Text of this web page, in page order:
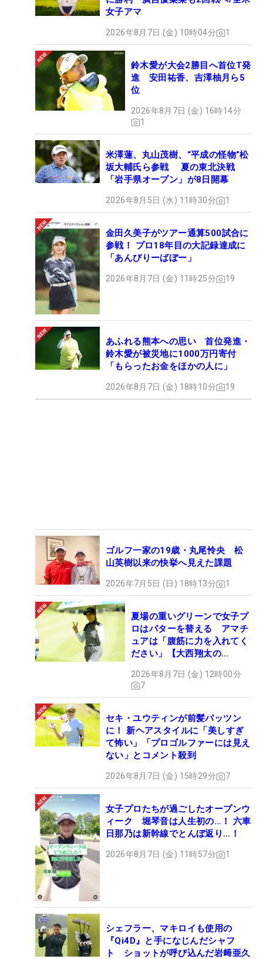
女子アマ
2026年8月7日 (金) 10時04分 1
鈴木愛が大会2勝目へ首位T発
進 安田祐香、吉澤柚月ら5
位
2026年8月7日 (金) 16時14分
1
米澤蓮、丸山茂樹、“平成の怪物”松
坂大輔氏ら参戦 夏の東北決戦
「岩手県オープン」が8日開幕
2026年8月5日 (水) 11時30分 1
金田久美子がツアー通算500試合に
参戦！ プロ18年目の大記録達成に
「あんびりーばぼー」
2026年8月7日 (金) 11時25分 19
あふれる熊本への思い 首位発進・
鈴木愛が被災地に1000万円寄付
「もらったお金をほかの人に」
2026年8月7日 (金) 18時10分 19
ゴルフ一家の19歳・丸尾怜央 松
山英樹以来の快挙へ見えた課題
2026年7月5日 (日) 18時13分 1
夏場の重いグリーンで女子プ
ロはパターを替える アマチ
ュアは「腹筋に力を入れてく
ださい」【大西翔太の
2026年8月7日 (金) 12時00分
7
セキ・ユウティンが前髪パッツン
に！ 新ヘアスタイルに「美しすぎ
て怖い」「プロゴルファーには見え
ない」とコメント殺到
2026年8月7日 (金) 15時29分 7
女子プロたちが過ごしたオープンウ
ィーク 堀琴音は人生初の…！ 六車
日那乃は新幹線でとんぼ返り…！
2026年8月7日 (金) 11時57分 1
シェフラー、マキロイも使用の
『Qi4D』と手になじんだシャフ
ト ショットが呼び込んだ岩﨑亜久